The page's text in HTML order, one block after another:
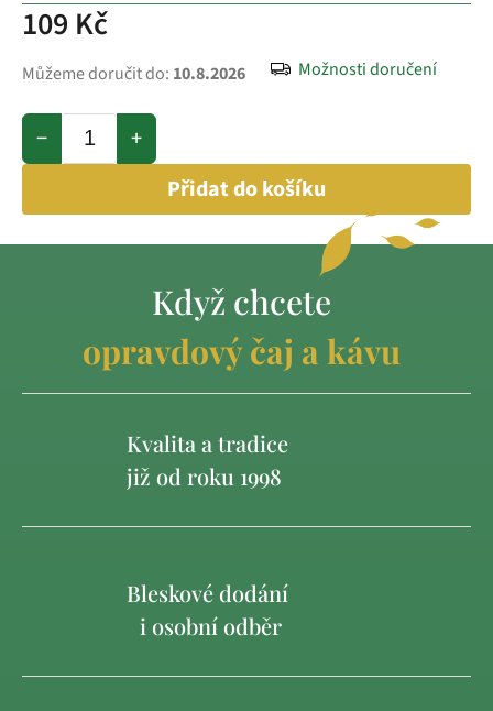
109 Kč
Můžeme doručit do: 10.8.2026 Možnosti doručení
+
−
Přidat do košíku
Když chcete
opravdový čaj a kávu
Kvalita a tradice
již od roku 1998
Bleskové dodání
i osobní odběr